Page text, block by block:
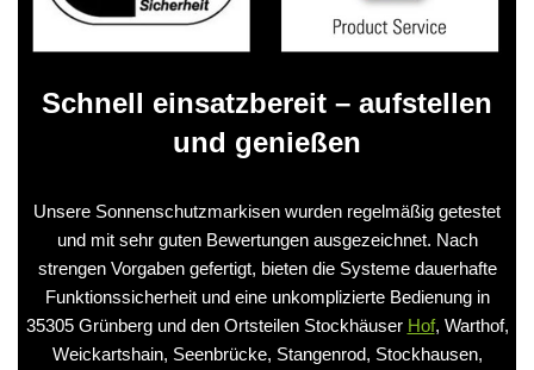
Schnell einsatzbereit – aufstellen
und genießen
Unsere Sonnenschutzmarkisen wurden regelmäßig getestet
und mit sehr guten Bewertungen ausgezeichnet. Nach
strengen Vorgaben gefertigt, bieten die Systeme dauerhafte
Funktionssicherheit und eine unkomplizierte Bedienung in
35305 Grünberg und den Ortsteilen Stockhäuser Hof, Warthof,
Weickartshain, Seenbrücke, Stangenrod, Stockhausen,